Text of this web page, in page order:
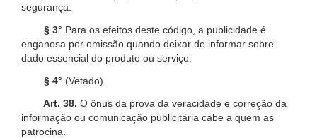
segurança.
§ 3° Para os efeitos deste código, a publicidade é
enganosa por omissão quando deixar de informar sobre
dado essencial do produto ou serviço.
§ 4° (Vetado).
Art. 38. O ônus da prova da veracidade e correção da
informação ou comunicação publicitária cabe a quem as
patrocina.